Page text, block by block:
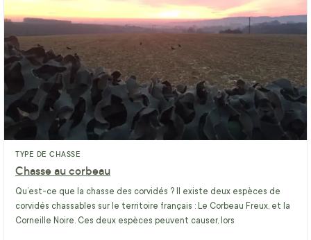
TYPE DE CHASSE
Chasse au corbeau
Qu’est-ce que la chasse des corvidés ? Il existe deux espèces de
corvidés chassables sur le territoire français : Le Corbeau Freux, et la
Corneille Noire. Ces deux espèces peuvent causer, lors